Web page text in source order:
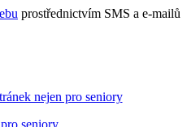
prostřednictvím SMS a e-mailů
nejen pro seniory